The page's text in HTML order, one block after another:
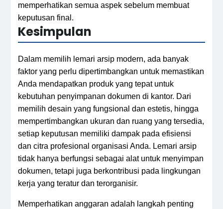
memperhatikan semua aspek sebelum membuat
keputusan final.
Kesimpulan
Dalam memilih lemari arsip modern, ada banyak
faktor yang perlu dipertimbangkan untuk memastikan
Anda mendapatkan produk yang tepat untuk
kebutuhan penyimpanan dokumen di kantor. Dari
memilih desain yang fungsional dan estetis, hingga
mempertimbangkan ukuran dan ruang yang tersedia,
setiap keputusan memiliki dampak pada efisiensi
dan citra profesional organisasi Anda. Lemari arsip
tidak hanya berfungsi sebagai alat untuk menyimpan
dokumen, tetapi juga berkontribusi pada lingkungan
kerja yang teratur dan terorganisir.
Memperhatikan anggaran adalah langkah penting